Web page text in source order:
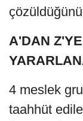
çözüldüğünü
A'DAN
4 meslek
taahhüt